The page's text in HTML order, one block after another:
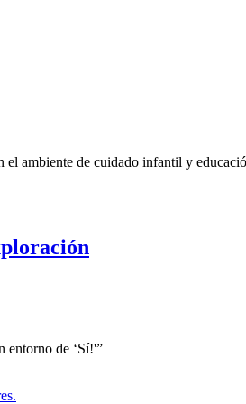
el ambiente de cuidado infantil y
entorno de ‘Sí!'”